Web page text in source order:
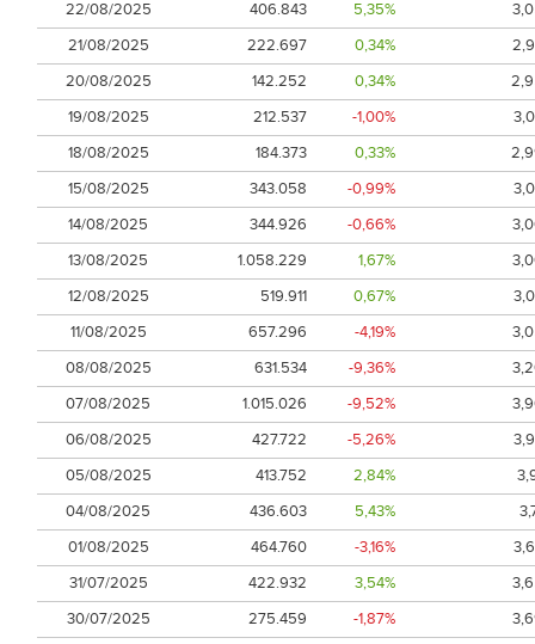
22/08/2025
406.843 5,35%
21/08/2025
222.697 0,34%
20/08/2025
142.252 0,34%
19/08/2025
212.537 -1,00%
18/08/2025
184.373 0,33%
15/08/2025
343.058 -0,99%
14/08/2025
344.926 -0,66%
13/08/2025
1.058.229 1,67%
12/08/2025
519.911 0,67%
11/08/2025
657.296 -4,19%
08/08/2025
631.534 -9,36%
07/08/2025
1.015.026 -9,52%
06/08/2025
427.722 -5,26%
05/08/2025
413.752 2,84%
04/08/2025
436.603 5,43%
01/08/2025
464.760 -3,16%
31/07/2025
422.932 3,54%
30/07/2025
275.459 -1,87%